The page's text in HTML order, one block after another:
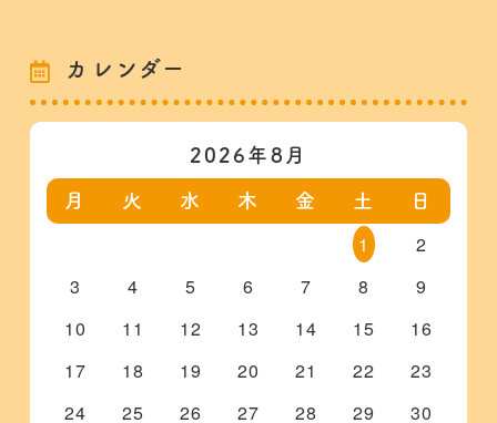
カレンダー
2026年8月
月 火 水 木 金 土 日
1
2
3
4 5 6 7 8
9
10
11 12 13 14 15
16
17
18 19 20 21 22
23
24
25 26 27 28 29 30